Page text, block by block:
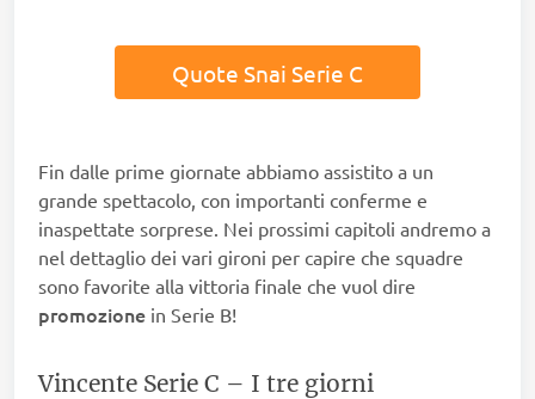
Quote Snai Serie C
Fin dalle prime giornate abbiamo assistito a un
grande spettacolo, con importanti conferme e
inaspettate sorprese. Nei prossimi capitoli andremo a
nel dettaglio dei vari gironi per capire che squadre
sono favorite alla vittoria finale che vuol dire
promozione in Serie B!
Vincente Serie C – I tre giorni